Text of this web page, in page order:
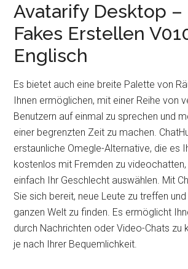
Avatarify Desktop –
Fakes Erstellen
Englisch
Es bietet auch eine breite Palette von
Ihnen ermöglichen, mit einer Reihe von
Benutzern auf einmal zu sprechen und
einer begrenzten Zeit zu machen.
erstaunliche Omegle-Alternative, die es
kostenlos mit Fremden zu videochatten,
einfach Ihr Geschlecht auswählen. Mit
Sie sich bereit, neue Leute zu treffen
ganzen Welt zu finden. Es ermöglicht
durch Nachrichten oder Video-Chats zu
je nach Ihrer Bequemlichkeit.